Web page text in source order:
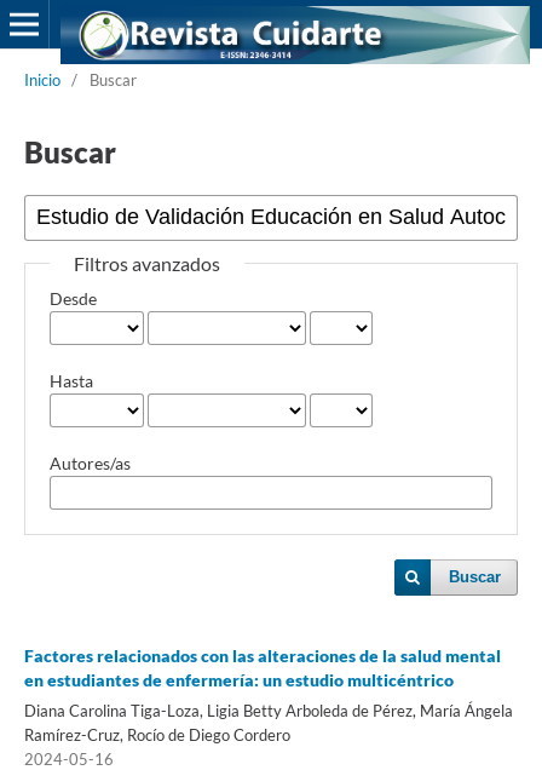
Inicio / Buscar
Buscar
Filtros avanzados
Desde
Hasta
Autores/as
Buscar
Factores relacionados con las alteraciones de la salud mental
en estudiantes de enfermería: un estudio multicéntrico
Diana Carolina Tiga-Loza, Ligia Betty Arboleda de Pérez, María Ángela
Ramírez-Cruz, Rocío de Diego Cordero
2024-05-16